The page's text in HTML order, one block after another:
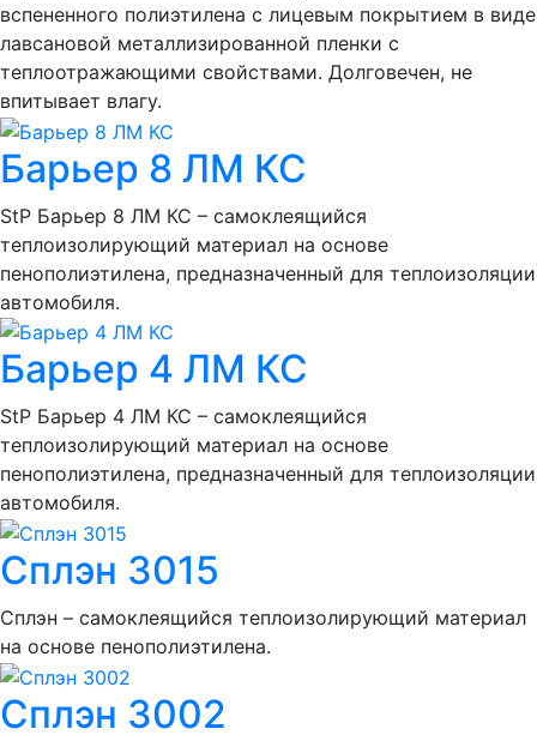
вспененного полиэтилена с лицевым покрытием в виде
лавсановой металлизированной пленки с
теплоотражающими свойствами. Долговечен, не
впитывает влагу.
Барьер 8 ЛМ КС
StP Барьер 8 ЛМ КС – самоклеящийся
теплоизолирующий материал на основе
пенополиэтилена, предназначенный для теплоизоляции
автомобиля.
Барьер 4 ЛМ КС
StP Барьер 4 ЛМ КС – самоклеящийся
теплоизолирующий материал на основе
пенополиэтилена, предназначенный для теплоизоляции
автомобиля.
Сплэн 3015
Сплэн – самоклеящийся теплоизолирующий материал
на основе пенополиэтилена.
Сплэн 3002